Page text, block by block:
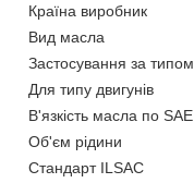
Країна виробник
Вид масла
Застосування за типом
Для типу двигунів
В'язкість масла по SAE
Об'єм рідини
Стандарт ILSAC